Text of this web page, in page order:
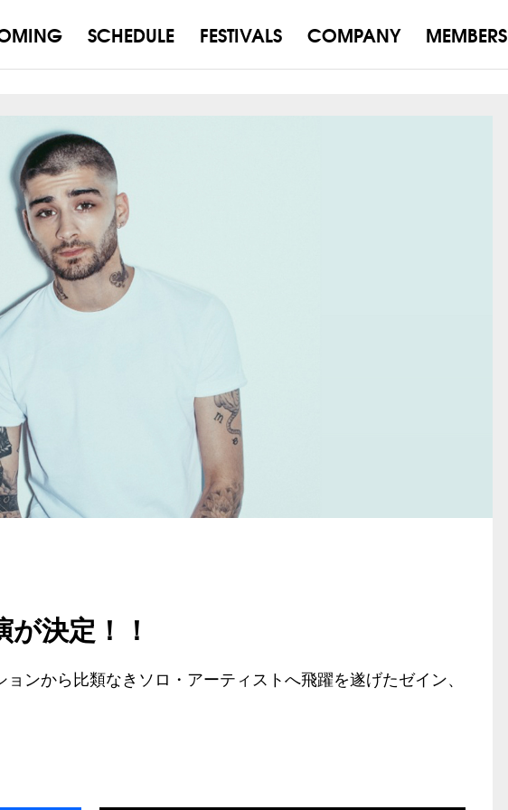
SCHEDULE FESTIVALS COMPANY MEMBERS
決定！！
ンから比類なきソロ・アーティストへ飛躍を遂げたゼイン、